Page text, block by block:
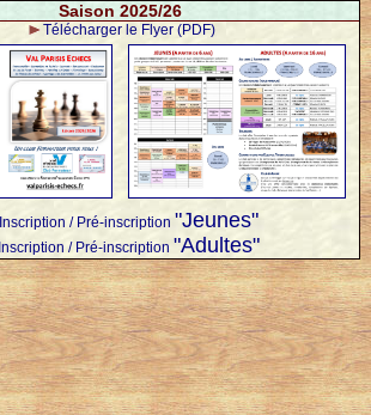
Saison 2025/26
Télécharger le Flyer (PDF)
Inscription / Pré-inscription "Jeunes"
Inscription / Pré-inscription "Adultes"